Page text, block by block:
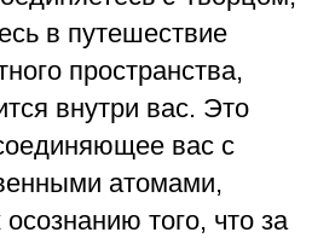
в путешествие
пространства,
внутри вас. Это
вас с
атомами,
того, что за